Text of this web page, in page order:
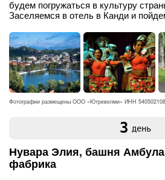
будем погружаться в культуру
Заселяемся в отель в Канди и
Фотографии размещены ООО «Ютревелми» ИНН
3 день
Нувара Элия, башня
фабрика